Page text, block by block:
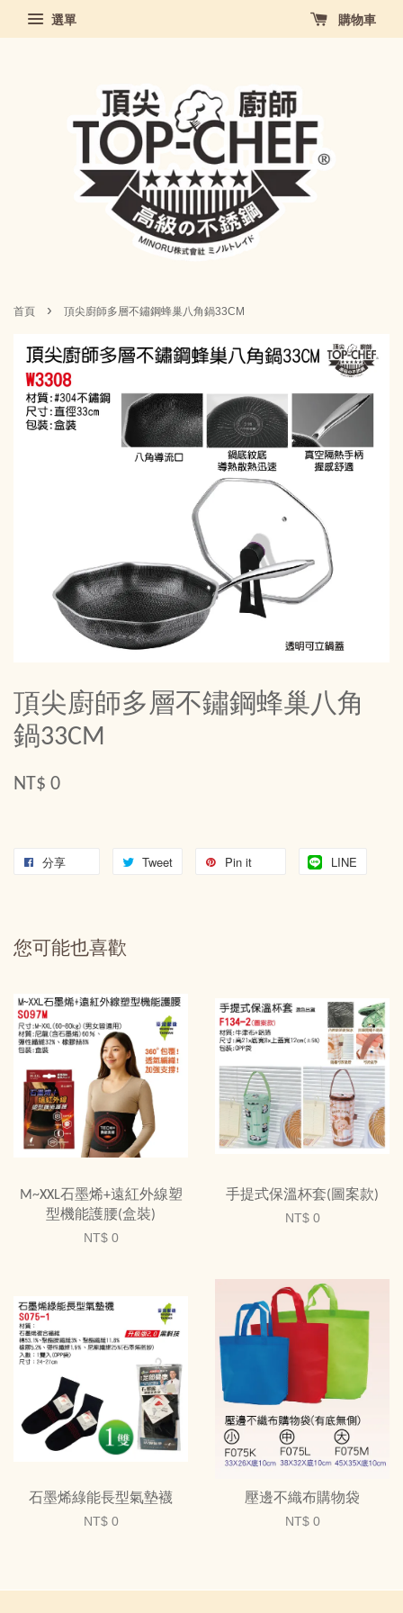
選單 購物車
首頁 › 頂尖廚師多層不鏽鋼蜂巢八角鍋33CM
頂尖廚師多層不鏽鋼蜂巢八角
鍋33CM
NT$ 0
分享 Tweet Pin it LINE
您可能也喜歡
M~XXL石墨烯+遠紅外線塑
型機能護腰(盒裝)
NT$ 0
手提式保溫杯套(圖案款)
NT$ 0
石墨烯綠能長型氣墊襪
NT$ 0
壓邊不織布購物袋
NT$ 0